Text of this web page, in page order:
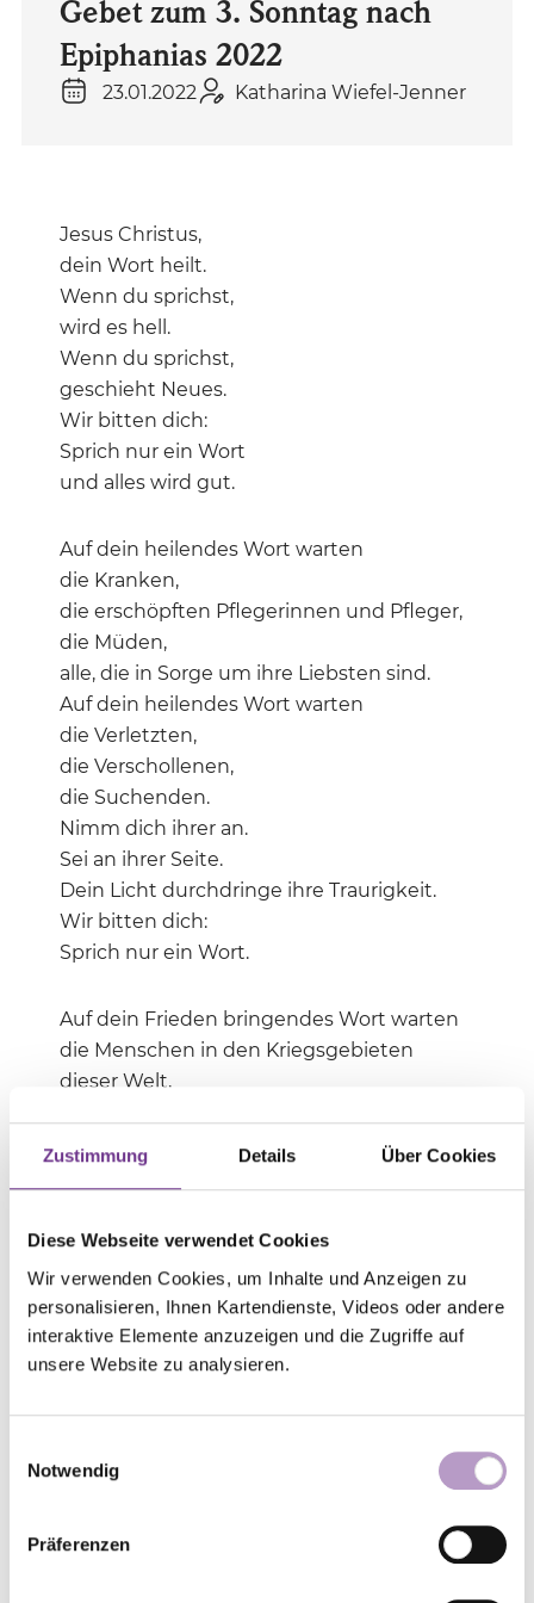
Zustimmung Details Über Cookies
Diese Webseite verwendet Cookies
Wir verwenden Cookies, um Inhalte und Anzeigen zu
personalisieren, Ihnen Kartendienste, Videos oder andere
interaktive Elemente anzuzeigen und die Zugriffe auf
unsere Website zu analysieren.
Notwendig
Präferenzen
Gebet zum 3. Sonntag nach
Epiphanias 2022
23.01.2022 Katharina Wiefel-Jenner
Jesus Christus,
dein Wort heilt.
Wenn du sprichst,
wird es hell.
Wenn du sprichst,
geschieht Neues.
Wir bitten dich:
Sprich nur ein Wort
und alles wird gut.
Auf dein heilendes Wort warten
die Kranken,
die erschöpften Pflegerinnen und Pfleger,
die Müden,
alle, die in Sorge um ihre Liebsten sind.
Auf dein heilendes Wort warten
die Verletzten,
die Verschollenen,
die Suchenden.
Nimm dich ihrer an.
Sei an ihrer Seite.
Dein Licht durchdringe ihre Traurigkeit.
Wir bitten dich:
Sprich nur ein Wort.
Auf dein Frieden bringendes Wort warten
die Menschen in den Kriegsgebieten
dieser Welt,
die Menschen, die zum Spielball der
Mächtigen werden.
die, die Versöhnung suchen,
die, die Brücken bauen,
die Verbündeten der Wahrheit.
Ermutige sie.
Stütze sie.
Wir bitten dich:
die Trauernden.